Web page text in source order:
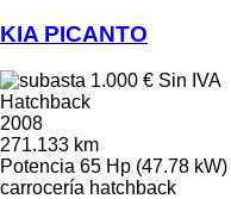
KIA PICANTO
1.000 € Sin IVA
Hatchback
2008
271.133 km
Potencia 65 Hp (47.78 kW)
carrocería hatchback